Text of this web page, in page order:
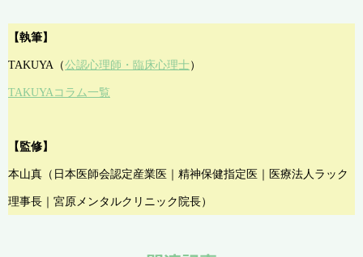
【執筆】
TAKUYA（公認心理師・臨床心理士）
TAKUYAコラム一覧
【監修】
本山真（日本医師会認定産業医｜精神保健指定医｜医療法人ラック
理事長｜宮原メンタルクリニック院長）